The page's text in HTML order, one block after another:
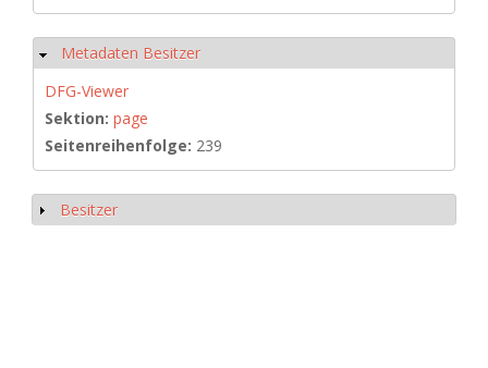
Hide
Metadaten Besitzer
DFG-Viewer
Sektion: page
Seitenreihenfolge: 239
Show
Besitzer